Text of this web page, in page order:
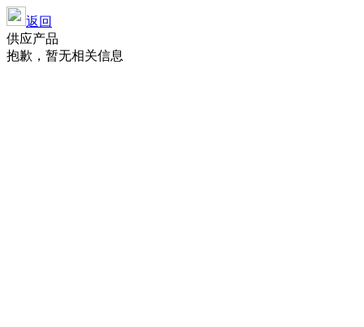
返回
供应产品
抱歉，暂无相关信息